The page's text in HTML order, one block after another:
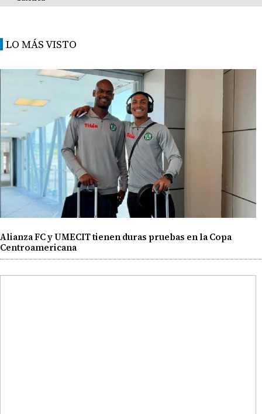
LO MÁS VISTO
Alianza FC y UMECIT tienen duras pruebas en la Copa
Centroamericana